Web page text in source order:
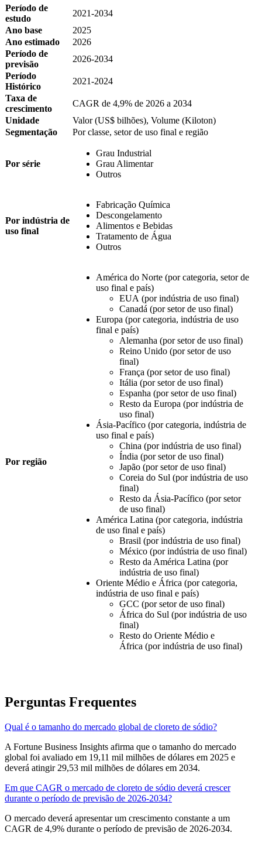
Período de
estudo
2021-2034
Ano base
2025
Ano estimado
2026
Período de
previsão
2026-2034
Período
Histórico
2021-2024
Taxa de
crescimento
CAGR de 4,9% de 2026 a 2034
Unidade
Valor (US$ bilhões), Volume (Kiloton)
Segmentação
Por classe, setor de uso final e região
Por série
Grau Industrial
Grau Alimentar
Outros
Por indústria de
uso final
Fabricação Química
Descongelamento
Alimentos e Bebidas
Tratamento de Água
Outros
Por região
América do Norte (por categoria, setor de
uso final e país)
EUA (por indústria de uso final)
Canadá (por setor de uso final)
Europa (por categoria, indústria de uso
final e país)
Alemanha (por setor de uso final)
Reino Unido (por setor de uso
final)
França (por setor de uso final)
Itália (por setor de uso final)
Espanha (por setor de uso final)
Resto da Europa (por indústria de
uso final)
Ásia-Pacífico (por categoria, indústria de
uso final e país)
China (por indústria de uso final)
Índia (por setor de uso final)
Japão (por setor de uso final)
Coreia do Sul (por indústria de uso
final)
Resto da Ásia-Pacífico (por setor
de uso final)
América Latina (por categoria, indústria
de uso final e país)
Brasil (por indústria de uso final)
México (por indústria de uso final)
Resto da América Latina (por
indústria de uso final)
Oriente Médio e África (por categoria,
indústria de uso final e país)
GCC (por setor de uso final)
África do Sul (por indústria de uso
final)
Resto do Oriente Médio e
África (por indústria de uso final)
Perguntas Frequentes
Qual é o tamanho do mercado global de cloreto de sódio?
A Fortune Business Insights afirma que o tamanho do mercado
global foi avaliado em 19,11 mil milhões de dólares em 2025 e
deverá atingir 29,53 mil milhões de dólares em 2034.
Em que CAGR o mercado de cloreto de sódio deverá crescer
durante o período de previsão de 2026-2034?
O mercado deverá apresentar um crescimento constante a um
CAGR de 4,9% durante o período de previsão de 2026-2034.